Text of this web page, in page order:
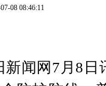
08 08:46:11
新闻网7月8日